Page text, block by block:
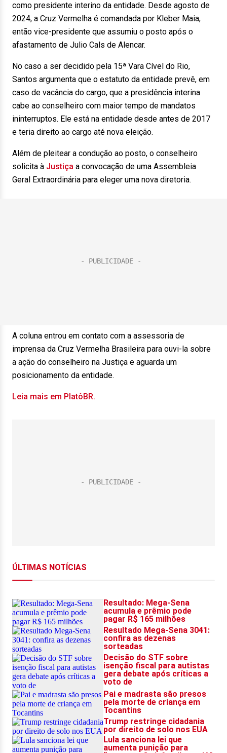
como presidente interino da entidade. Desde agosto de
2024, a Cruz Vermelha é comandada por Kleber Maia,
então vice-presidente que assumiu o posto após o
afastamento de Julio Cals de Alencar.
No caso a ser decidido pela 15ª Vara Cível do Rio,
Santos argumenta que o estatuto da entidade prevê, em
caso de vacância do cargo, que a presidência interina
cabe ao conselheiro com maior tempo de mandatos
ininterruptos. Ele está na entidade desde antes de 2017
e teria direito ao cargo até nova eleição.
Além de pleitear a condução ao posto, o conselheiro
solicita à Justiça a convocação de uma Assembleia
Geral Extraordinária para eleger uma nova diretoria.
A coluna entrou em contato com a assessoria de
imprensa da Cruz Vermelha Brasileira para ouvi-la sobre
a ação do conselheiro na Justiça e aguarda um
posicionamento da entidade.
Leia mais em PlatôBR.